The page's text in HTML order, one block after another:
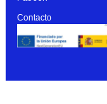
Contacto